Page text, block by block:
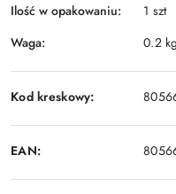
Ilość w opakowaniu:
1 szt
Waga:
0.2 kg
Kod kreskowy:
EAN: